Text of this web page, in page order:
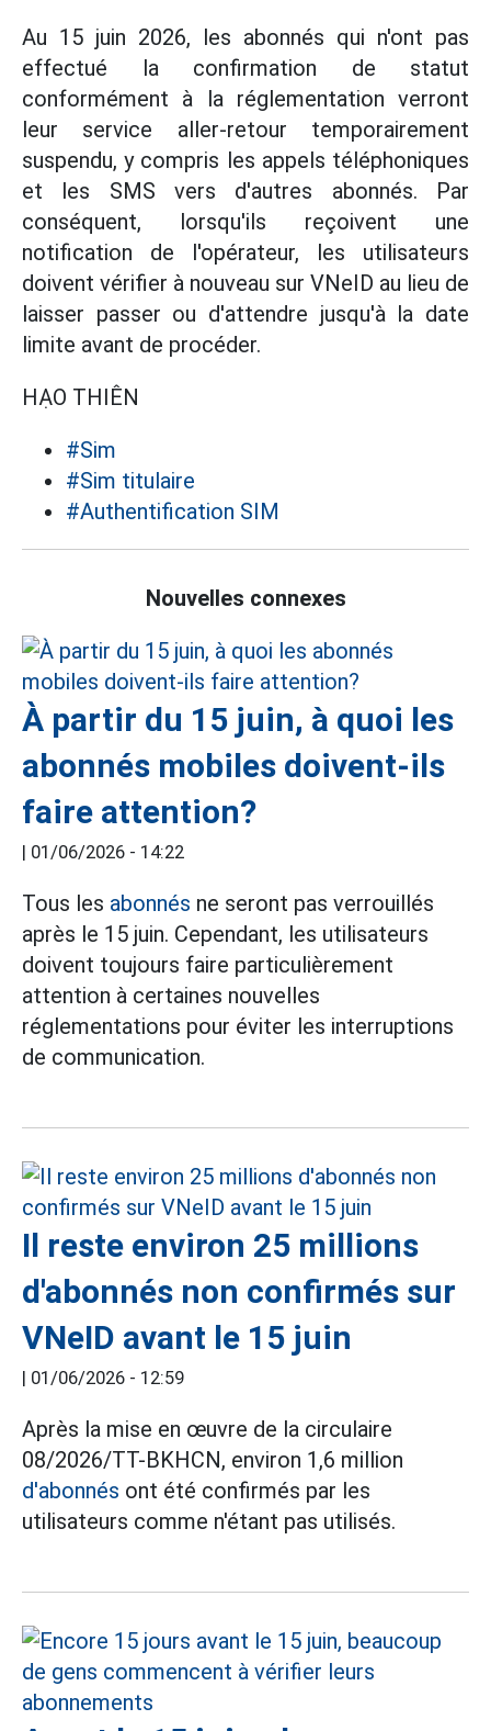
Au 15 juin 2026, les abonnés qui n'ont pas
effectué la confirmation de statut
conformément à la réglementation verront
leur service aller-retour temporairement
suspendu, y compris les appels téléphoniques
et les SMS vers d'autres abonnés. Par
conséquent, lorsqu'ils reçoivent une
notification de l'opérateur, les utilisateurs
doivent vérifier à nouveau sur VNeID au lieu de
laisser passer ou d'attendre jusqu'à la date
limite avant de procéder.
HẠO THIÊN
#Sim
#Sim titulaire
#Authentification SIM
Nouvelles connexes
À partir du 15 juin, à quoi les
abonnés mobiles doivent-ils
faire attention?
| 01/06/2026 - 14:22
Tous les abonnés ne seront pas verrouillés
après le 15 juin. Cependant, les utilisateurs
doivent toujours faire particulièrement
attention à certaines nouvelles
réglementations pour éviter les interruptions
de communication.
Il reste environ 25 millions
d'abonnés non confirmés sur
VNeID avant le 15 juin
| 01/06/2026 - 12:59
Après la mise en œuvre de la circulaire
08/2026/TT-BKHCN, environ 1,6 million
d'abonnés ont été confirmés par les
utilisateurs comme n'étant pas utilisés.